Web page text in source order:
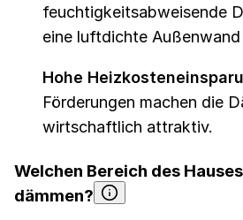
feuchtigkeitsabweisende
eine luftdichte
Hohe
Förderungen machen die
wirtschaftlich attraktiv.
Welchen Bereich des
dämmen?